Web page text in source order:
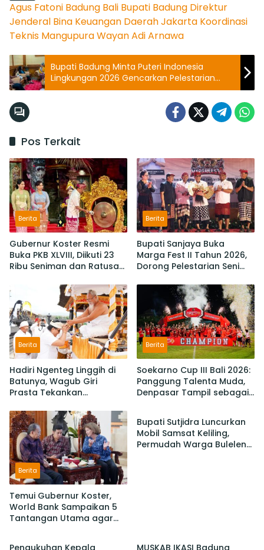
Agus Fatoni Badung Bali Bupati Badung Direktur
Jenderal Bina Keuangan DaerahJakarta Koordinasi
Teknis MangupuraWayan Adi Arnawa
Bupati Badung Minta Puteri Indonesia
Lingkungan 2026 Gencarkan Pelestarian
Alam dan Budaya Bali
Pos Terkait
Berita
Gubernur Koster Resmi
Buka PKB XLVIII, Diikuti 23
Ribu Seniman dan Ratusan
IKM/UMKM Digratiskan
Berita
Bupati Sanjaya Buka
Marga Fest II Tahun 2026,
Dorong Pelestarian Seni
Potensi Lokal
Berita
Hadiri Ngenteg Linggih di
Batunya, Wagub Giri
Prasta Tekankan
Royong dan Persatuan
Krama
Berita
Soekarno Cup III Bali 2026:
Panggung Talenta Muda,
Denpasar Tampil sebagai
Berita
Temui Gubernur Koster,
World Bank Sampaikan 5
Tantangan Utama agar
Berita
Bupati Sutjidra Luncurkan
Mobil Samsat Keliling,
Permudah Warga Buleleng
Berita